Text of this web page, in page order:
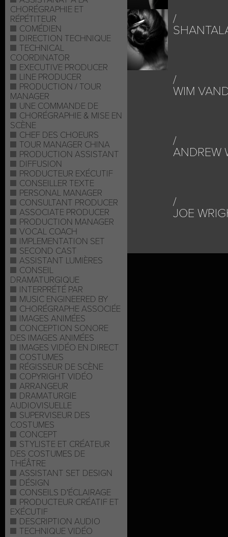
CHORÉGRAPHIE ET
RÉPÉTITEUR
COMÉDIEN
DIRECTION TECHNIQUE
TECHNICAL
COORDINATOR
EXECUTIVE PRODUCER
LINE PRODUCER
PRODUCTION / TOUR
MANAGER
UNE COMMANDE DE
CHORÉGRAPHIE & MISE EN
SCÈNE
CHEF DES CHOEURS
TOUR MANAGER CHINA
PRODUCTION ASSISTANT
DIFFUSION
PRODUCTEUR EXÉCUTIF
CONSEILLER TEXTE
PERSONAL MANAGER
CONSULTANT PRODUCER
ASSOCIATE PRODUCER
PRODUCTION MANAGER
VOCAL COACH
IMPLEMENTATION SET
SECOND CAST
ASSISTANT LUMIÈRES
CONSEIL
DRAMATURGIQUE
INTERPRÉTÉ PAR
MUSIC ENGINEERED BY
CHORÉGRAPHE ASSOCIÉE
IMAGES ANIMÉES
CONCEPTION SONORE
DES IMAGES ANIMÉES
IMAGES VIDÉO EN DIRECT
COSTUMES
RÉGISSEUR DE SCÈNE
COPYRIGHT VIDÉO
ARRANGEUR
DRAMATURGIE
AUDIOVISUELLE
SUPERVISEUR DES
COSTUMES
CONCEPT
STYLISTE ET CRÉATEUR
DES COSTUMES DE
THÉÂTRE
ASSISTANT SET DESIGN
DÉSIGN
CONSEILS D'ÉCLAIRAGE
PRODUCTEUR CRÉATIF ET
EXÉCUTIF
DESCRIPTION AUDIO
TECHNIQUE VIDÉO
WIM
ANDREW
JOE